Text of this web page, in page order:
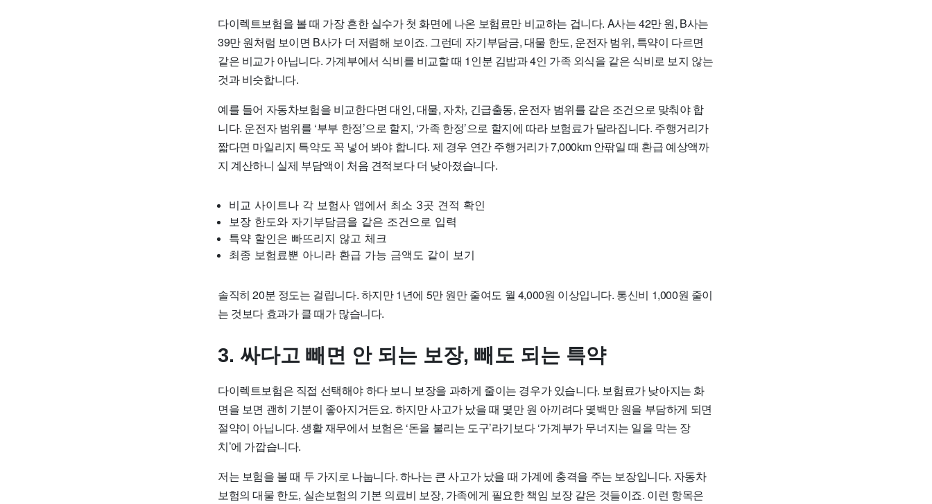
다이렉트보험을 볼 때 가장 흔한 실수가 첫 화면에 나온 보험료만 비교하는 겁니다. A사는 42만 원, B사는
39만 원처럼 보이면 B사가 더 저렴해 보이죠. 그런데 자기부담금, 대물 한도, 운전자 범위, 특약이 다르면
같은 비교가 아닙니다. 가계부에서 식비를 비교할 때 1인분 김밥과 4인 가족 외식을 같은 식비로 보지 않는
것과 비슷합니다.
예를 들어 자동차보험을 비교한다면 대인, 대물, 자차, 긴급출동, 운전자 범위를 같은 조건으로 맞춰야 합
니다. 운전자 범위를 ‘부부 한정’으로 할지, ‘가족 한정’으로 할지에 따라 보험료가 달라집니다. 주행거리가
짧다면 마일리지 특약도 꼭 넣어 봐야 합니다. 제 경우 연간 주행거리가 7,000km 안팎일 때 환급 예상액까
지 계산하니 실제 부담액이 처음 견적보다 더 낮아졌습니다.
비교 사이트나 각 보험사 앱에서 최소 3곳 견적 확인
보장 한도와 자기부담금을 같은 조건으로 입력
특약 할인은 빠뜨리지 않고 체크
최종 보험료뿐 아니라 환급 가능 금액도 같이 보기
솔직히 20분 정도는 걸립니다. 하지만 1년에 5만 원만 줄여도 월 4,000원 이상입니다. 통신비 1,000원 줄이
는 것보다 효과가 클 때가 많습니다.
3. 싸다고 빼면 안 되는 보장, 빼도 되는 특약
다이렉트보험은 직접 선택해야 하다 보니 보장을 과하게 줄이는 경우가 있습니다. 보험료가 낮아지는 화
면을 보면 괜히 기분이 좋아지거든요. 하지만 사고가 났을 때 몇만 원 아끼려다 몇백만 원을 부담하게 되면
절약이 아닙니다. 생활 재무에서 보험은 ‘돈을 불리는 도구’라기보다 ‘가계부가 무너지는 일을 막는 장
치’에 가깝습니다.
저는 보험을 볼 때 두 가지로 나눕니다. 하나는 큰 사고가 났을 때 가계에 충격을 주는 보장입니다. 자동차
보험의 대물 한도, 실손보험의 기본 의료비 보장, 가족에게 필요한 책임 보장 같은 것들이죠. 이런 항목은